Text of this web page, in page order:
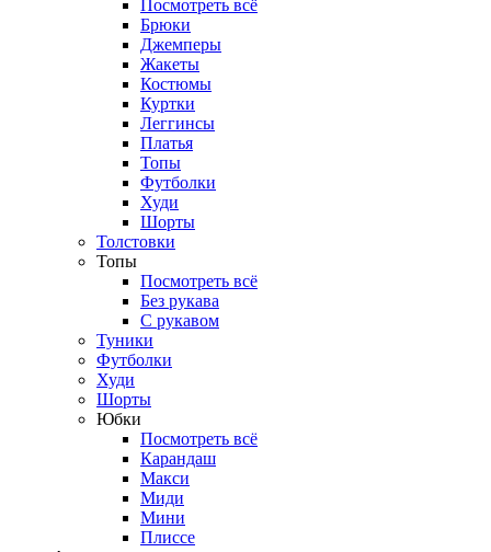
Посмотреть всё
Брюки
Джемперы
Жакеты
Костюмы
Куртки
Леггинсы
Платья
Топы
Футболки
Худи
Шорты
Толстовки
Топы
Посмотреть всё
Без рукава
С рукавом
Туники
Футболки
Худи
Шорты
Юбки
Посмотреть всё
Карандаш
Макси
Миди
Мини
Плиссе